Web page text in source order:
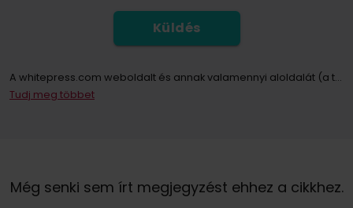
Küldés
A whitepress.com weboldalt és annak valamennyi aloldalát (a továbbiakban: Weboldal) használó személyek személyes adatainak kezelője az Európai Parlament és a Tanács 2016. április 27-i (EU) 2016/679 rendelete értelmében a személyes adatok feldolgozásával és az ilyen adatok szabad áramlásával, valamint a 95/46/EK irányelv (a továbbiakban: GDPR) hatályon kívül helyezése tekintetében közösen „WhitePress Kft, amelynek székhelye 2161 Csomád, Verebeshegy utca 11 és bekerült a Bielsko-Biała Kerületi Bíróság által vezetett Nemzeti Bírósági Nyilvántartás vállalkozói nyilvántartásába, az Országos Bírósági Nyilvántartás 8. Kereskedelmi Osztálya KRS-számon: 0000651339, NIP: 9372667797, REGON: 243400145 és egyéb cégek a
A hírlevélre való feliratkozással Ön hozzájárul ahhoz, hogy a WhitePress Kft. által kínált szolgáltatások és áruk közvetlen marketingjével kapcsolatos kereskedelmi információk elektronikus kommunikációs eszközökön, különösen e-mailen keresztül küldjenek. és megbízható üzleti partnerei, akik érdeklődnek saját termékeik vagy szolgáltatásaik értékesítésében. Személyes adatai kezelésének jogalapja az Ön hozzájárulása (GDPR 6. cikk (1) bekezdés a) pont).
Tudj meg többet
Még senki sem írt megjegyzést ehhez a cikkhez.